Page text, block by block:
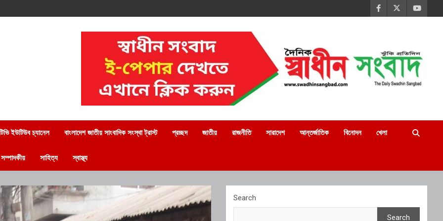
ইউটিউব চ্যানেল বাংলাদেশ জাতীয় সাংবাদিক সংস্থা ট্রাস্ট প্রচ্ছদ জাতীয় রাজনীতি সারাদেশ আন্তর্জাতিক বিনোদন খেলা
সম্পাদকীয় সাহিত্য স্বাস্থ্য
Search
Search